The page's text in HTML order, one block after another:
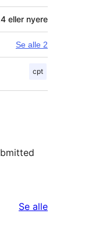
eller nyere
Se alle 2
cpt
Se alleomtalene